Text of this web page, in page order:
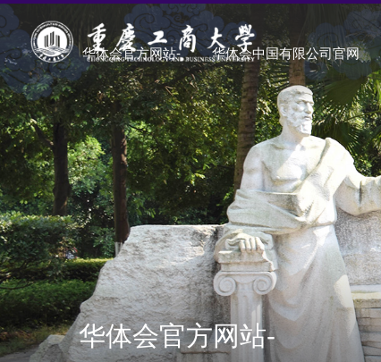
华体会官方网站- 华体会中国有限公司官网
华体会官方网站-